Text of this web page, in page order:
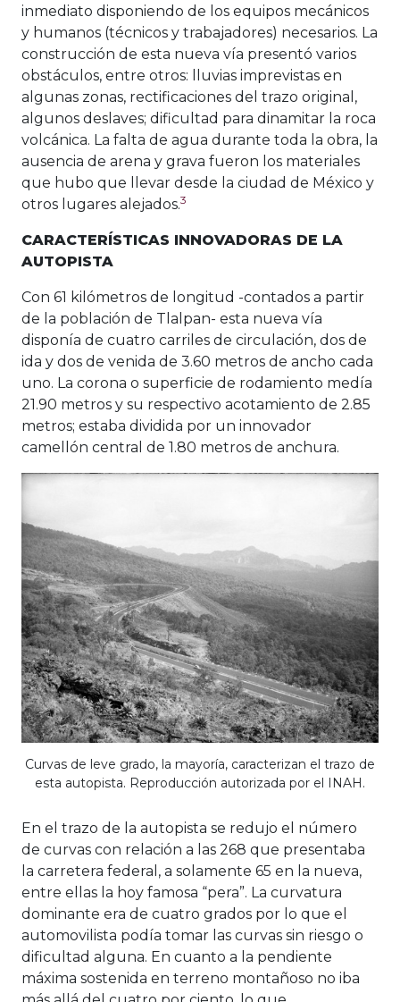
inmediato disponiendo de los equipos mecánicos
y humanos (técnicos y trabajadores) necesarios. La
construcción de esta nueva vía presentó varios
obstáculos, entre otros: lluvias imprevistas en
algunas zonas, rectificaciones del trazo original,
algunos deslaves; dificultad para dinamitar la roca
volcánica. La falta de agua durante toda la obra, la
ausencia de arena y grava fueron los materiales
que hubo que llevar desde la ciudad de México y
otros lugares alejados.3
CARACTERÍSTICAS INNOVADORAS DE LA
AUTOPISTA
Con 61 kilómetros de longitud -contados a partir
de la población de Tlalpan- esta nueva vía
disponía de cuatro carriles de circulación, dos de
ida y dos de venida de 3.60 metros de ancho cada
uno. La corona o superficie de rodamiento medía
21.90 metros y su respectivo acotamiento de 2.85
metros; estaba dividida por un innovador
camellón central de 1.80 metros de anchura.
Curvas de leve grado, la mayoría, caracterizan el trazo de
esta autopista. Reproducción autorizada por el INAH.
En el trazo de la autopista se redujo el número
de curvas con relación a las 268 que presentaba
la carretera federal, a solamente 65 en la nueva,
entre ellas la hoy famosa “pera”. La curvatura
dominante era de cuatro grados por lo que el
automovilista podía tomar las curvas sin riesgo o
dificultad alguna. En cuanto a la pendiente
máxima sostenida en terreno montañoso no iba